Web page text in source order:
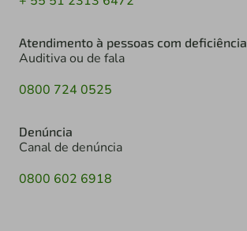
Atendimento à pessoas com deficiência
Auditiva ou de fala
0800 724 0525
Denúncia
Canal de denúncia
0800 602 6918